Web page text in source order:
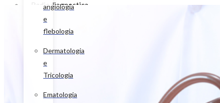
Radiodiagnostica
Riabilitazione e fisiokinesiterapia
Esami endoscopici
Ambulatori chirurgici
Oculistica, oftalmologia e ortottica
Convenzioni assicurative
angiologia
e
flebologia
Dermatologia
e
Tricologia
Ematologia